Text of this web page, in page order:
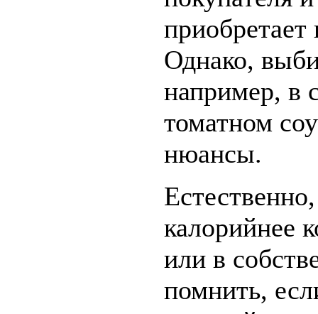
Однако,
например, в
томатном
нюансы.
калорийнее
или в
помнить,